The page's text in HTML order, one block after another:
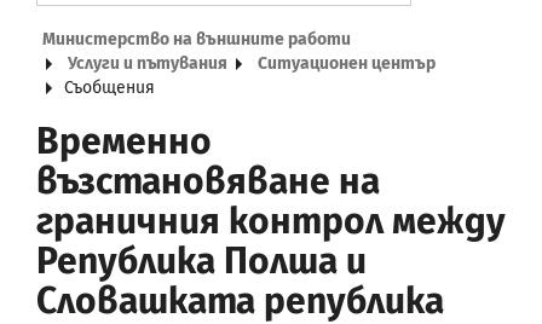
Министерство на външните работи
Услуги и пътувания
Ситуационен център
Съобщения
Временно
възстановяване на
граничния контрол между
Република Полша и
Словашката република